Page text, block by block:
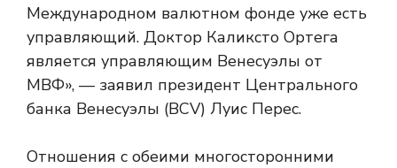
Международном валютном фонде уже есть
управляющий. Доктор Каликсто Ортега
является управляющим Венесуэлы от
МВФ», — заявил президент Центрального
банка Венесуэлы (BCV) Луис Перес.
Отношения с обеими многосторонними